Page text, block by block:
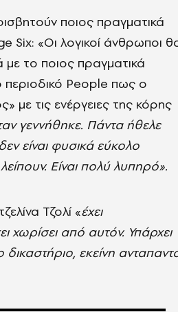
ποιος πραγματικά
Six: «Οι λογικοί άνθρωποι
το ποιος πραγματικά
People πως ο
με τις ενέργειες της κόρης
γεννήθηκε. Πάντα ήθελε
είναι φυσικά εύκολο
Είναι πολύ λυπηρό».
Τζολί «έχει
χωρίσει από αυτόν. Υπάρχει
εκείνη